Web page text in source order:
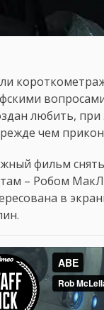
любить,
чем
фильм
– Робом
в